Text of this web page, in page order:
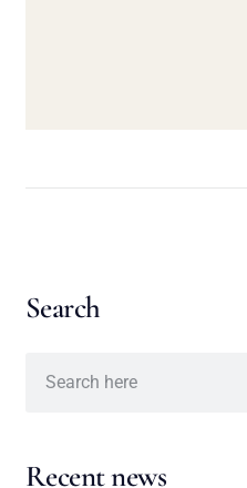
Search
Recent news